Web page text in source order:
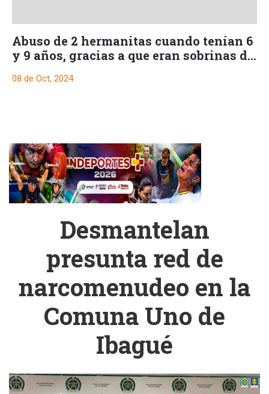
Abuso de 2 hermanitas cuando tenían 6
y 9 años, gracias a que eran sobrinas de
08 de Oct, 2024
Desmantelan
presunta red de
narcomenudeo en la
Comuna Uno de
Ibagué